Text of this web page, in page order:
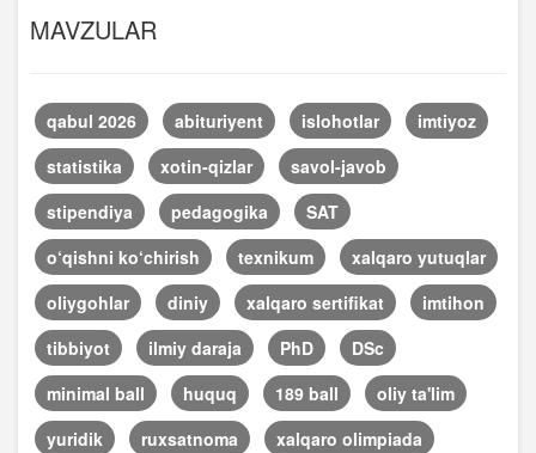
MAVZULAR
qabul 2026 abituriyent islohotlar
imtiyoz
statistika
xotin-qizlar
savol-javob
stipendiya
pedagogika
SAT
o‘qishni ko‘chirish
texnikum
xalqaro yutuqlar
oliygohlar
diniy xalqaro sertifikat
imtihon
tibbiyot
ilmiy daraja PhD
DSc
minimal ball
huquq 189 ball
oliy ta'lim
yuridik
ruxsatnoma
xalqaro olimpiada